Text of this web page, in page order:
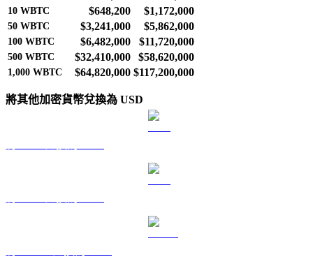
10 WBTC $648,200 $1,172,000
50 WBTC $3,241,000 $5,862,000
100 WBTC $6,482,000 $11,720,000
500 WBTC $32,410,000 $58,620,000
1,000 WBTC $64,820,000 $117,200,000
將其他加密貨幣兌換為 USD